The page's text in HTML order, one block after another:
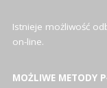
Istnieje możliwość
on-line.
MOŻLIWE METODY